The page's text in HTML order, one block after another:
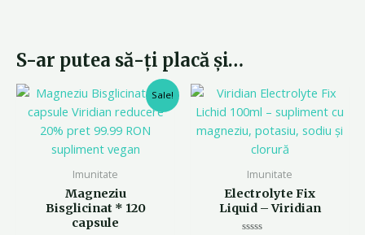
S-ar putea să-ți placă și…
Sale!
Imunitate
Magneziu
Bisglicinat * 120
capsule
Prețul
inițial
a
fost:
128,53 lei.
Prețul
curent
este:
99,99 lei.
Imunitate
Electrolyte Fix
Liquid – Viridian